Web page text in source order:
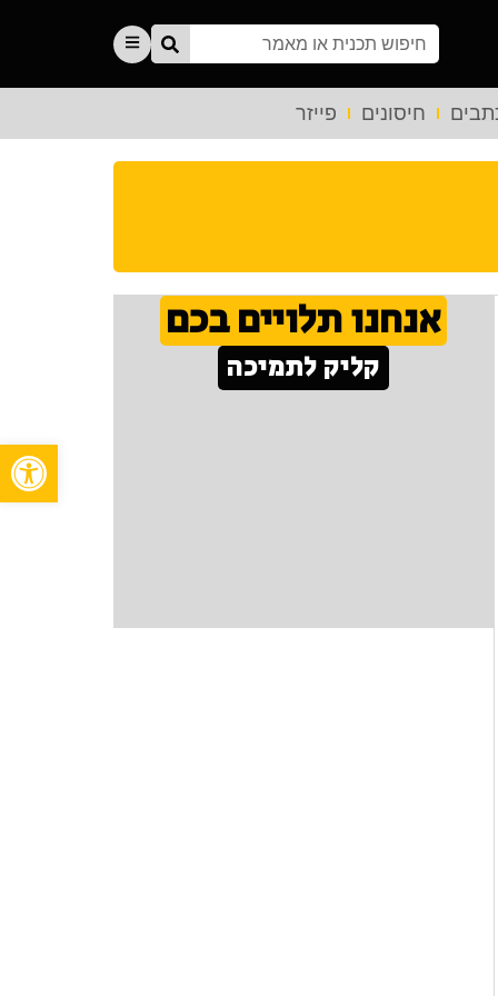
חיסונים פייזר
אנחנו תלויים בכם
קליק לתמיכה